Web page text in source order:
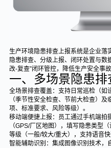
生产环境隐患排查上报系统是企业
隐患排查、分级上报、闭环处置与数
改-复查”闭环管控，降低生产安全事
一、多场景隐患
全场景排查覆盖：支持日常巡检（如
（季节性安全检查、节前大检查）
项、标准要求、风险等级）。
移动端便捷上报：员工通过手机端拍
（GPS/厂区地图），填写隐患类型
等级（一般/较大/重大），支持语音快
智能辅助识别：集成图像识别技术，